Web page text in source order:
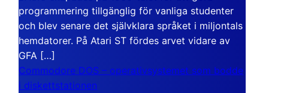
programmering tillgänglig för vanliga studenter
och blev senare det självklara språket i miljontals
hemdatorer. På Atari ST fördes arvet vidare av
GFA […]
Commodore DOS – operativsystemet som bodde
i diskettstationen